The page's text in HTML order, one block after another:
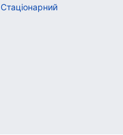
Стаціонарний